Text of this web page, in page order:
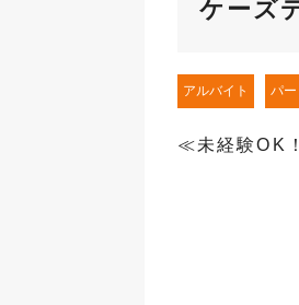
ケーズ
アルバイト パー
≪未経験OK